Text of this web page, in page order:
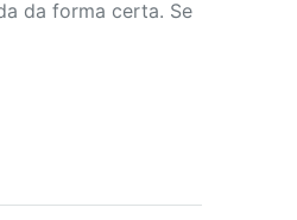
da forma certa. Se